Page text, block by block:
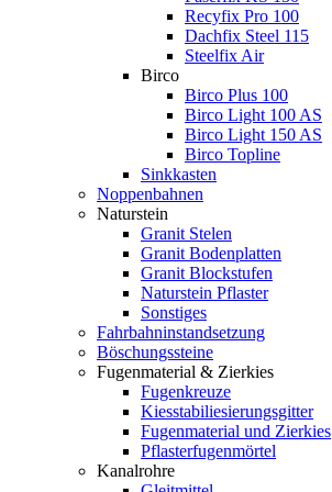
Recyfix Pro 100
Dachfix Steel 115
Steelfix Air
Birco
Birco Plus 100
Birco Light 100 AS
Birco Light 150 AS
Birco Topline
Sinkkasten
Noppenbahnen
Naturstein
Granit Stelen
Granit Bodenplatten
Granit Blockstufen
Naturstein Pflaster
Sonstiges
Fahrbahninstandsetzung
Böschungssteine
Fugenmaterial & Zierkies
Fugenkreuze
Kiesstabiliesierungsgitter
Fugenmaterial und Zierkies
Pflasterfugenmörtel
Kanalrohre